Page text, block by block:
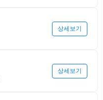
상세보기
상세보기